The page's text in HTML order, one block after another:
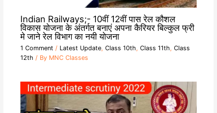
Indian Railways;- 10वीं 12वीं पास रेल कौशल
विकास योजना के अंतर्गत बनाएं अपना कैरियर बिल्कुल फ्री
मे जाने रेल विभाग का नयी योजना
1 Comment / Latest Update, Class 10th, Class 11th, Class
12th / By MNC Classes